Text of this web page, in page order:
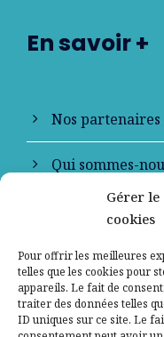
Gérer le
cookies
Pour offrir les meilleures
telles que les cookies pour
appareils. Le fait de
traiter des données telles
ID uniques sur ce site. Le
En savoir +
Nos partenaires
Qui sommes-
Contactez-nous
Mentions
Politique de